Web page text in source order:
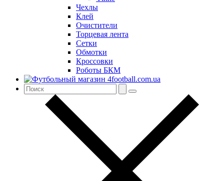
Чехлы
Клей
Очистители
Торцевая лента
Сетки
Обмотки
Кроссовки
Роботы БКМ